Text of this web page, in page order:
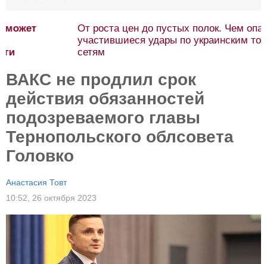
От роста цен до пустых полок. Чем опасны
участившиеся удары по украинским торговым
ВАКС не продлил срок
действия обязанностей
подозреваемого главы
Тернопольского облсовета
Головко
Анастасия Товт
10:52, 26 октября 2023